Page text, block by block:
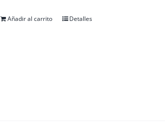
Añadir al carrito Detalles